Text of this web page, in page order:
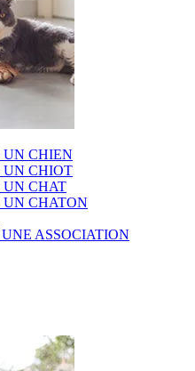
UN CHIEN
UN CHIOT
UN CHAT
UN CHATON
ASSOCIATION